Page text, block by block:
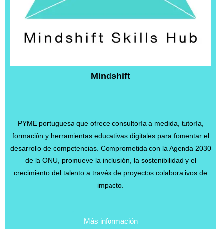
Mindshift
PYME portuguesa que ofrece consultoría a medida, tutoría,
formación y herramientas educativas digitales para fomentar el
desarrollo de competencias. Comprometida con la Agenda 2030
de la ONU, promueve la inclusión, la sostenibilidad y el
crecimiento del talento a través de proyectos colaborativos de
impacto.
Más información